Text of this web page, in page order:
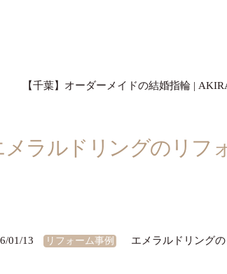
【千葉】オーダーメイドの結婚指輪 |
メラルドリングのリフ
01/13 リフォーム事例 エメラルドリング